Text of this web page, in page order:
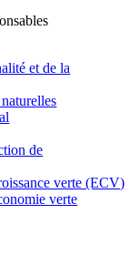
et de la
de
verte (ECV)
verte